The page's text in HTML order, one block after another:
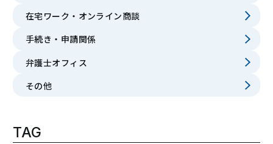
在宅ワーク・オンライン商談
手続き・申請関係
弁護士オフィス
その他
TAG